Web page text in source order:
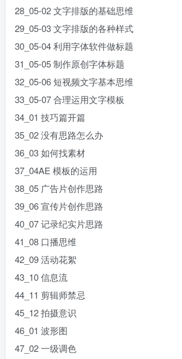
28_05-02 文字排版的基础思维
29_05-03 文字排版的各种样式
30_05-04 利用字体软件做标题
31_05-05 制作原创字体标题
32_05-06 短视频文字基本思维
33_05-07 合理运用文字模板
34_01 技巧篇开篇
35_02 没有思路怎么办
36_03 如何找素材
37_04AE 模板的运用
38_05 广告片创作思路
39_06 宣传片创作思路
40_07 记录纪实片思路
41_08 口播思维
42_09 活动花絮
43_10 信息流
44_11 剪辑师禁忌
45_12 拍摄意识
46_01 波形图
47_02 一级调色